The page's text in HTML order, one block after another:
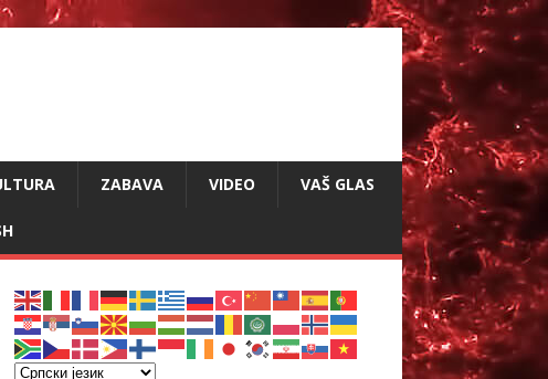
ZABAVA VIDEO VAŠ GLAS